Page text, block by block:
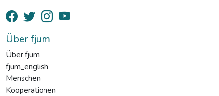
Über fjum
Über fjum
fjum_english
Menschen
Kooperationen